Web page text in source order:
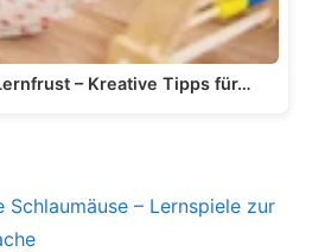
– Kreative Tipps für…
– Lernspiele zur